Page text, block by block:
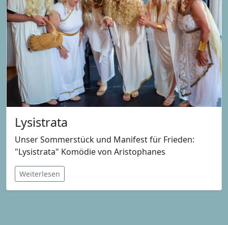
Lysistrata
Unser Sommerstück und Manifest für Frieden:
"Lysistrata" Komödie von Aristophanes
Weiterlesen